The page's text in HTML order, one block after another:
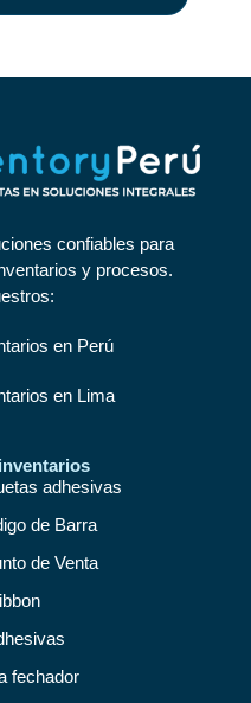
confiables para
y procesos.
en Perú
en Lima
adhesivas
de Barra
de Venta
fechador